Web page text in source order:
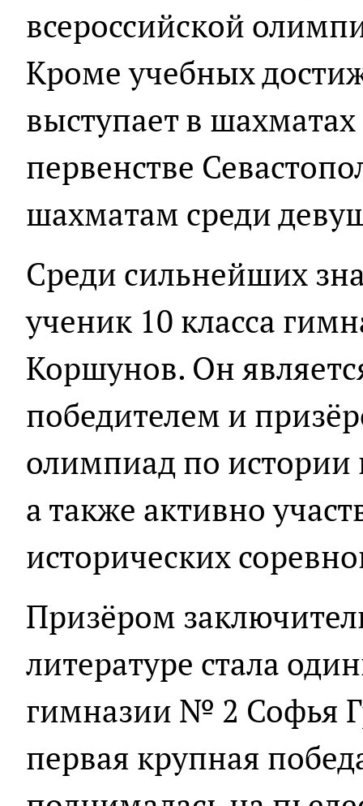
всероссийской
Кроме учебных
выступает в
первенстве
шахматам среди
Среди сильнейших
ученик 10 класса
Коршунов. Он
победителем и
олимпиад по истории
а также активно
исторических
Призёром
литературе стала
гимназии № 2 Софья
первая крупная